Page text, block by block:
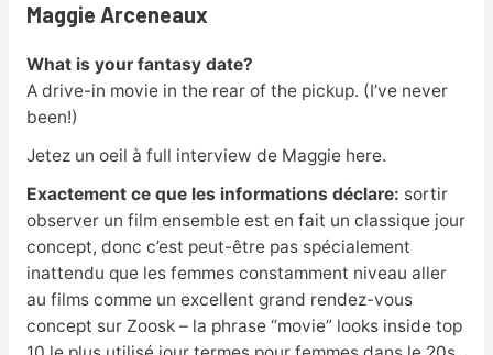
Maggie Arceneaux
What is your fantasy date?
A drive-in movie in the rear of the pickup. (I’ve never
been!)
Jetez un oeil à full interview de Maggie here.
Exactement ce que les informations déclare: sortir
observer un film ensemble est en fait un classique jour
concept, donc c’est peut-être pas spécialement
inattendu que les femmes constamment niveau aller
au films comme un excellent grand rendez-vous
concept sur Zoosk – la phrase “movie” looks inside top